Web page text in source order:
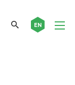
EN